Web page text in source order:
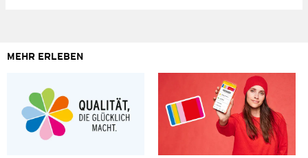
MEHR ERLEBEN